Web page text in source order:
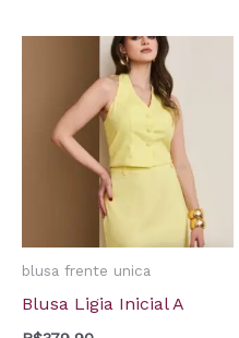
blusa frente unica
Blusa Ligia Inicial A